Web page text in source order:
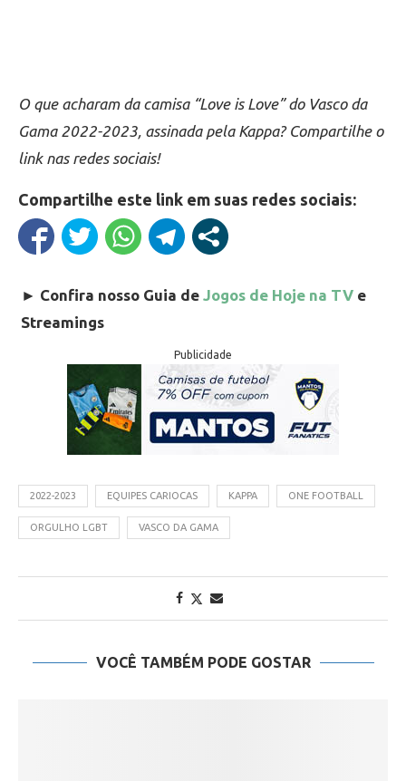
O que acharam da camisa “Love is Love” do Vasco da
Gama 2022-2023, assinada pela Kappa? Compartilhe o
link nas redes sociais!
Compartilhe este link em suas redes sociais:
► Confira nosso Guia de Jogos de Hoje na TV e
Streamings
Publicidade
2022-2023 EQUIPES CARIOCAS KAPPA ONE FOOTBALL
ORGULHO LGBT VASCO DA GAMA
VOCÊ TAMBÉM PODE GOSTAR